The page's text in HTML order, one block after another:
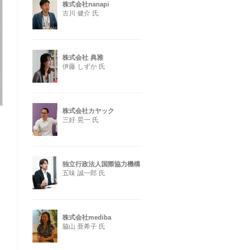
株式会社nanapi
古川 健介 氏
株式会社 典雅
伊藤 しずか 氏
株式会社カヤック
三好 晃一 氏
独立行政法人国際協力機構
五味 誠一郎 氏
株式会社mediba
脇山 亜希子 氏